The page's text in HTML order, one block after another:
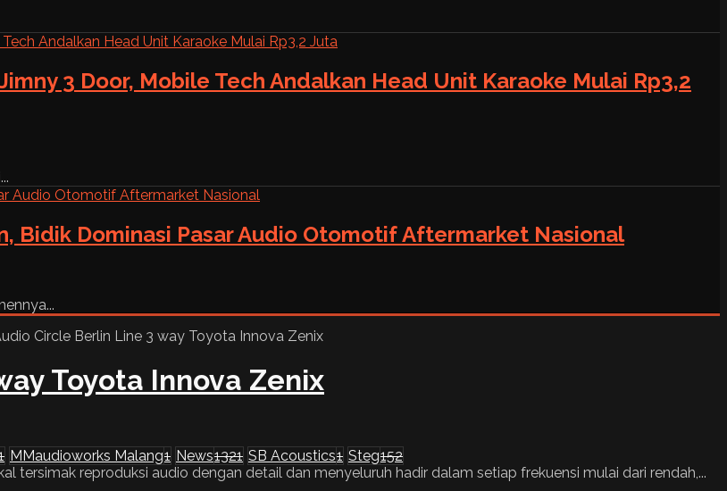
3 Door, Mobile Tech Andalkan Head Unit Karaoke Mulai Rp3,2
Bidik Dominasi Pasar Audio Otomotif Aftermarket Nasional
Toyota Innova Zenix
MMaudioworks Malang1 News1321 SB Acoustics1 Steg152
tersimak reproduksi audio dengan detail dan menyeluruh hadir dalam setiap frekuensi mulai dari rendah,...